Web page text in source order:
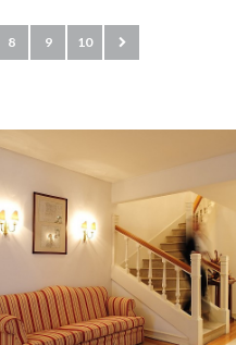
8 9 10